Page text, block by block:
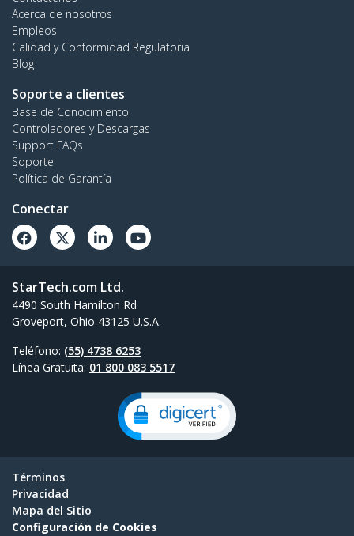
Acerca de nosotros
Empleos
Calidad y Conformidad Regulatoria
Blog
Soporte a clientes
Base de Conocimiento
Controladores y Descargas
Support FAQs
Soporte
Política de Garantía
Conectar
StarTech.com Ltd.
4490 South Hamilton Rd
Groveport, Ohio 43125 U.S.A.
Teléfono: (55) 4738 6253
Línea Gratuita: 01 800 083 5517
Términos
Privacidad
Mapa del Sitio
Configuración de Cookies